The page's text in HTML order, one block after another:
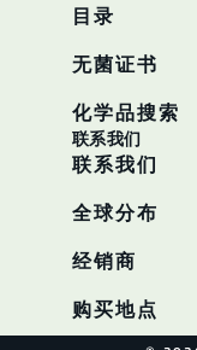
目录
无菌证书
化学品搜索
联系我们
联系我们
全球分布
经销商
购买地点